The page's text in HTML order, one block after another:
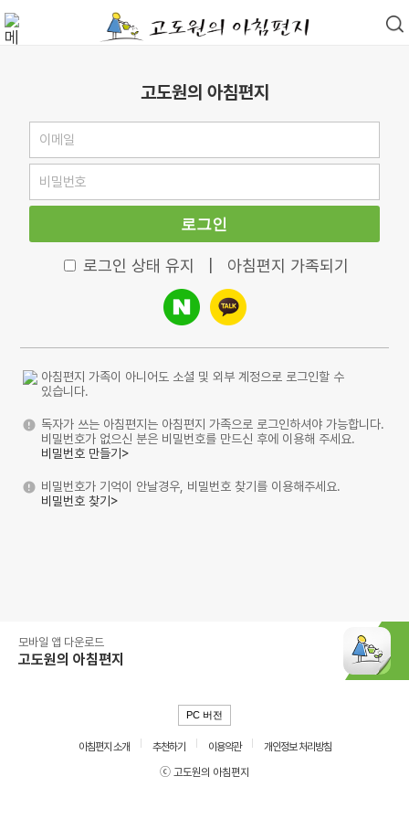
고도원의 아침편지
로그인
로그인 상태 유지 아침편지 가족되기
아침편지 가족이 아니어도 소셜 및 외부 계정으로 로그인할 수
있습니다.
독자가 쓰는 아침편지는 아침편지 가족으로 로그인하셔야 가능합니다.
비밀번호가 없으신 분은 비밀번호를 만드신 후에 이용해 주세요.
비밀번호 만들기>
비밀번호가 기억이 안날경우, 비밀번호 찾기를 이용해주세요.
비밀번호 찾기>
모바일 앱 다운로드
고도원의 아침편지
PC 버전
아침편지 소개 추천하기 이용약관
개인정보 처리방침
ⓒ 고도원의 아침편지